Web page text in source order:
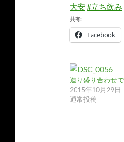
大安#立ち飲み
共有:
Facebook
造り盛り合わせ
2015年10月29日
通常投稿